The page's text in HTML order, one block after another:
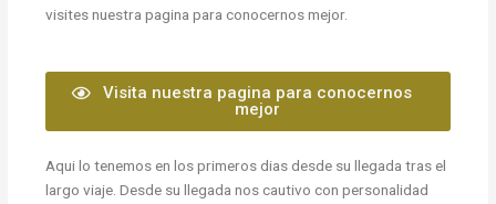
visites nuestra pagina para conocernos mejor.
Visita nuestra pagina para conocernos
mejor
Aqui lo tenemos en los primeros dias desde su llegada tras el
largo viaje. Desde su llegada nos cautivo con personalidad